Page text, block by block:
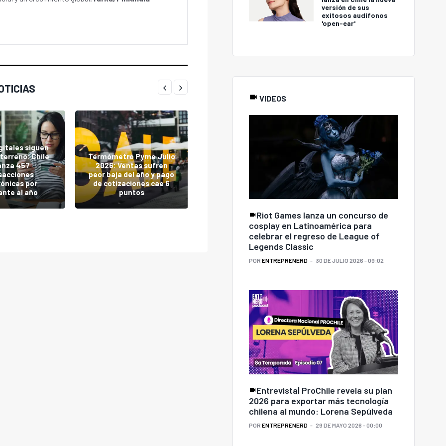
siguen
Chile
457
por
al año
Termómetro Pyme Julio
2026: Ventas sufren
peor baja del año y pago
de cotizaciones cae 6
puntos
Microsoft, Oracle y los
semáforos de Nueva
York es el primer
keynote de 8.8 UNREAL
Tras ganar la disputa por
su marca: Pedro Piscal
prepara nuevos
lanzamientos y
expansión internacional
versión de sus
exitosos audífonos
'open-ear'
VIDEOS
Riot Games lanza un concurso de
cosplay en Latinoamérica para
celebrar el regreso de League of
Legends Classic
POR ENTREPRENERD 30 DE JULIO 2026 - 09:02
Entrevista| ProChile revela su plan
2026 para exportar más tecnología
chilena al mundo: Lorena Sepúlveda
POR ENTREPRENERD 29 DE MAYO 2026 - 00:00